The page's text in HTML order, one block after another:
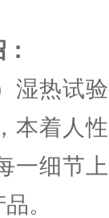
湿热试
本着人
一细节
。